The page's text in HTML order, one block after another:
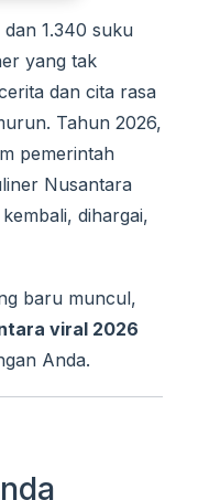
1.340 suku
yang tak
dan cita rasa
Tahun 2026,
pemerintah
Nusantara
dihargai,
baru muncul,
viral 2026
Anda.